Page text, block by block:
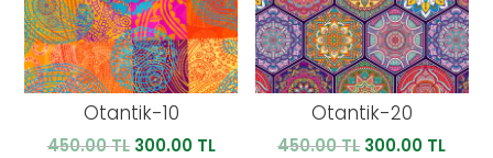
Otantik-10
450.00TL Orijinal
300.00 TLŞu
Otantik-20
450.00TL Orijinal
300.00 TLŞu